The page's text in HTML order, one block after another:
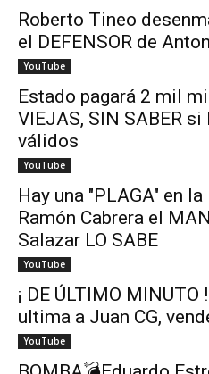
Roberto Tineo
el DEFENSOR de
YouTube
Estado pagará 2 mil
VIEJAS, SIN SABER
válidos
YouTube
Hay una "PLAGA" en la
Ramón Cabrera el
Salazar LO SABE
YouTube
¡ DE ÚLTIMO
ultima a Juan CG,
YouTube